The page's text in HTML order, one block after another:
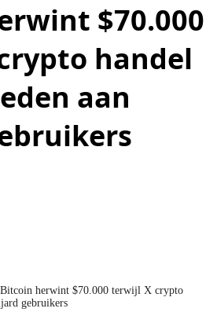
$70.000
handel
aan
Bitcoin herwint $70.000 terwijl X crypto
gebruikers